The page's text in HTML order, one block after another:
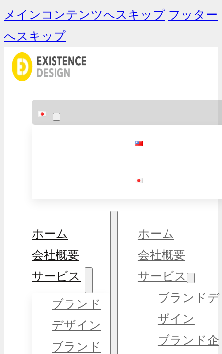
メインコンテンツへスキップ フッター
へスキップ
ホーム
会社概要
サービス
ブランド
デザイン
ブランド
ホーム
会社概要
サービス
ブランドデ
ザイン
ブランド企